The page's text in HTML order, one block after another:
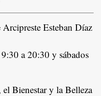
Esteban Díaz
a 20:30 y sábados
Bienestar y la Belleza